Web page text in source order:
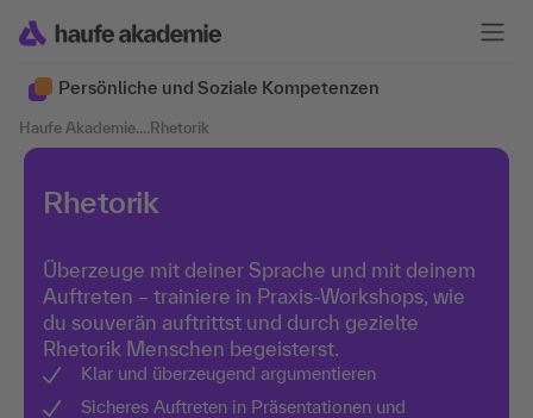
Persönliche und Soziale Kompetenzen
Haufe Akademie.... Rhetorik
Rhetorik
Überzeuge mit deiner Sprache und mit deinem
Auftreten – trainiere in Praxis-Workshops, wie
du souverän auftrittst und durch gezielte
Rhetorik Menschen begeisterst.
Klar und überzeugend argumentieren
Sicheres Auftreten in Präsentationen und